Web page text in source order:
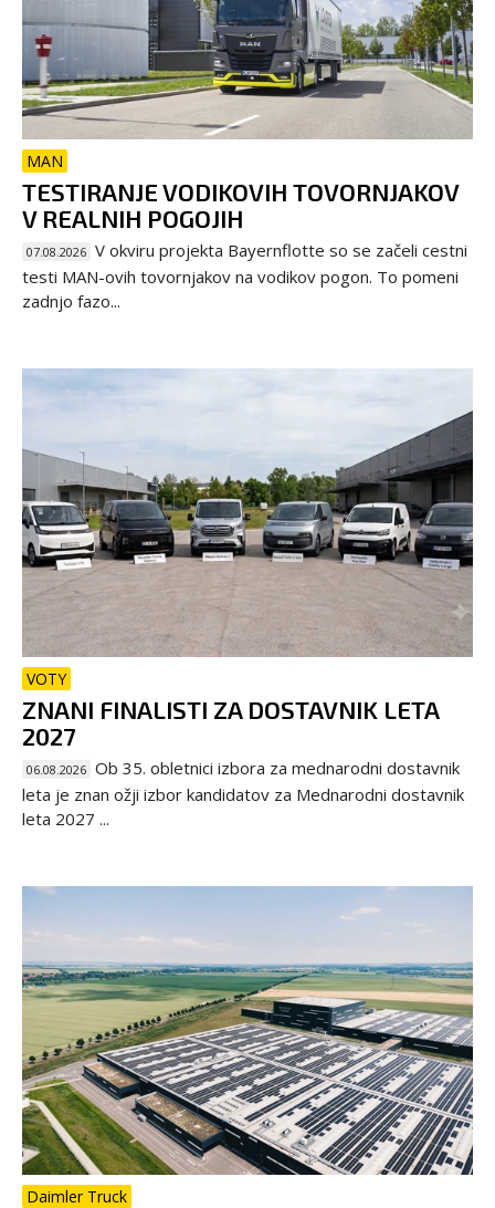
MAN
TESTIRANJE VODIKOVIH TOVORNJAKOV
V REALNIH POGOJIH
07.08.2026 V okviru projekta Bayernflotte so se začeli cestni
testi MAN-ovih tovornjakov na vodikov pogon. To pomeni
zadnjo fazo...
VOTY
ZNANI FINALISTI ZA DOSTAVNIK LETA
2027
06.08.2026 Ob 35. obletnici izbora za mednarodni dostavnik
leta je znan ožji izbor kandidatov za Mednarodni dostavnik
leta 2027 ...
Daimler Truck